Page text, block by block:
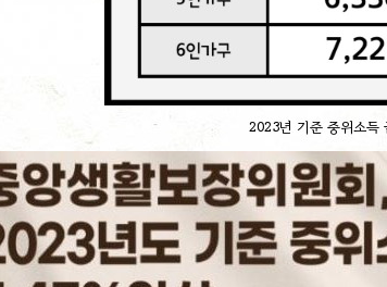
2023년 기준 중위소득